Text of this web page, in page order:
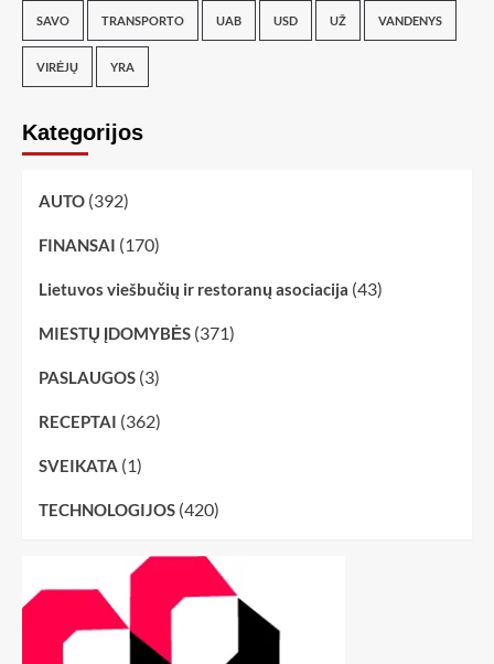
SAVO TRANSPORTO UAB USD UŽ VANDENYS
VIRĖJŲ YRA
Kategorijos
AUTO (392)
FINANSAI (170)
Lietuvos viešbučių ir restoranų asociacija (43)
MIESTŲ ĮDOMYBĖS (371)
PASLAUGOS (3)
RECEPTAI (362)
SVEIKATA (1)
TECHNOLOGIJOS (420)